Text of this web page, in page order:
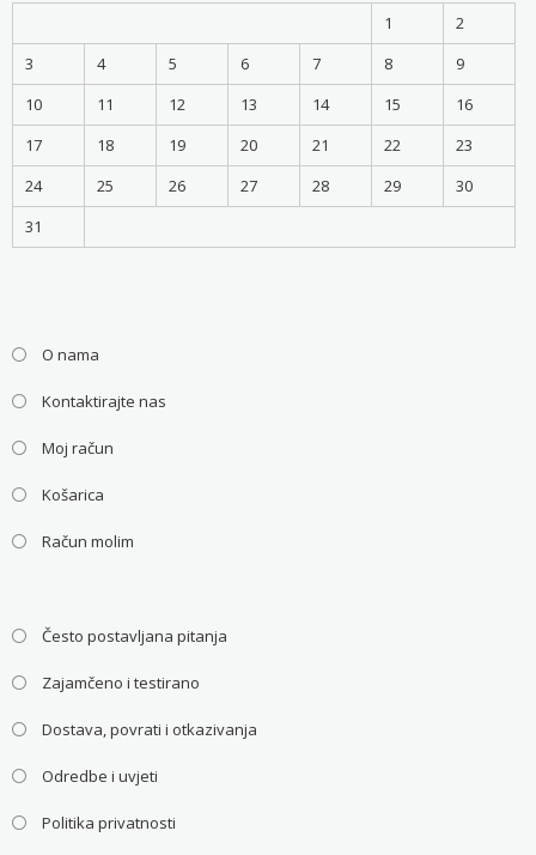
1
2
3
4 5 6 7 8
9
10
11 12 13 14 15
16
17
18 19 20 21 22
23
24
25 26 27 28 29
30
31
O nama
Kontaktirajte nas
Moj račun
Košarica
Račun molim
Često postavljana pitanja
Zajamčeno i testirano
Dostava, povrati i otkazivanja
Odredbe i uvjeti
Politika privatnosti